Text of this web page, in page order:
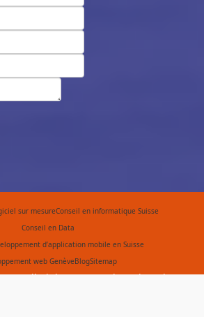
sur mesureConseil en informatique Suisse
Conseil en Data
d’application mobile en Suisse
web GenèveBlogSitemap
All Rights Reserved. Designed By